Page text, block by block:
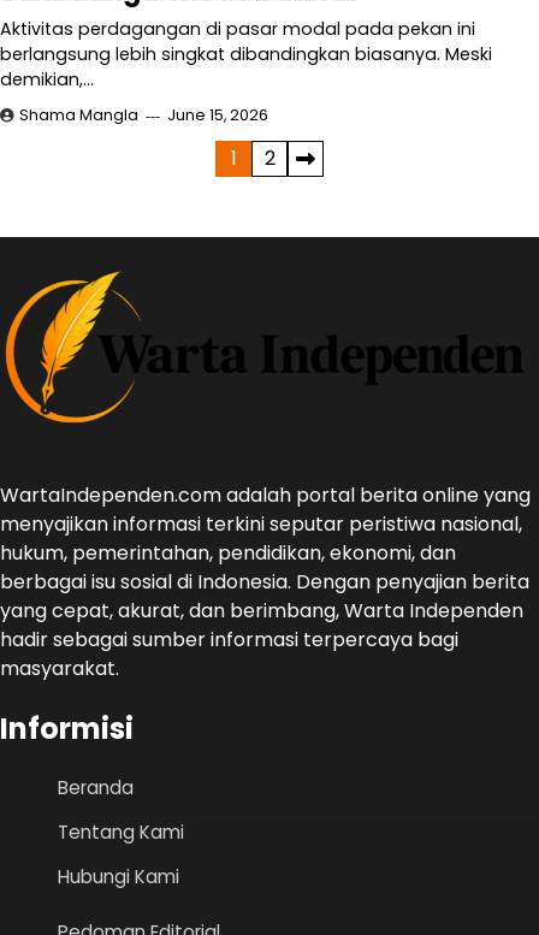
Aktivitas perdagangan di pasar modal pada pekan ini
berlangsung lebih singkat dibandingkan biasanya. Meski
demikian,…
Shama Mangla June 15, 2026
1 2
WartaIndependen.com adalah portal berita online yang
menyajikan informasi terkini seputar peristiwa nasional,
hukum, pemerintahan, pendidikan, ekonomi, dan
berbagai isu sosial di Indonesia. Dengan penyajian berita
yang cepat, akurat, dan berimbang, Warta Independen
hadir sebagai sumber informasi terpercaya bagi
masyarakat.
Informisi
Beranda
Tentang Kami
Hubungi Kami